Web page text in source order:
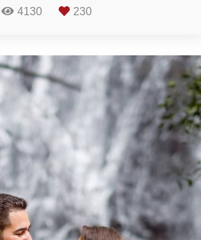
4130 230